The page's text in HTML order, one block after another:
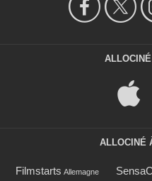
ALLOCINÉ
Filmstarts Allemagne